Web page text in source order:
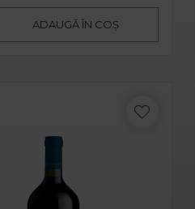
ADAUGĂ ÎN COȘ